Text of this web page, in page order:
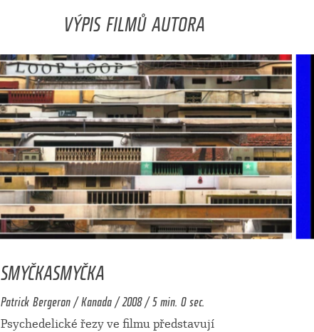
VÝPIS FILMŮ AUTORA
SMYČKASMYČKA
Patrick Bergeron / Kanada / 2008 / 5 min. 0 sec.
Psychedelické řezy ve filmu představují